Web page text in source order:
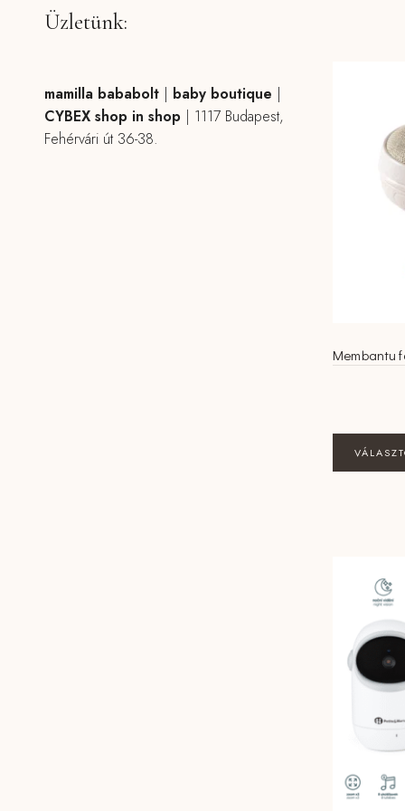
Membantu
Üzletünk:
mamilla bababolt| baby boutique |
CYBEX shop in shop | 1117 Budapest,
Fehérvári út 36-38.